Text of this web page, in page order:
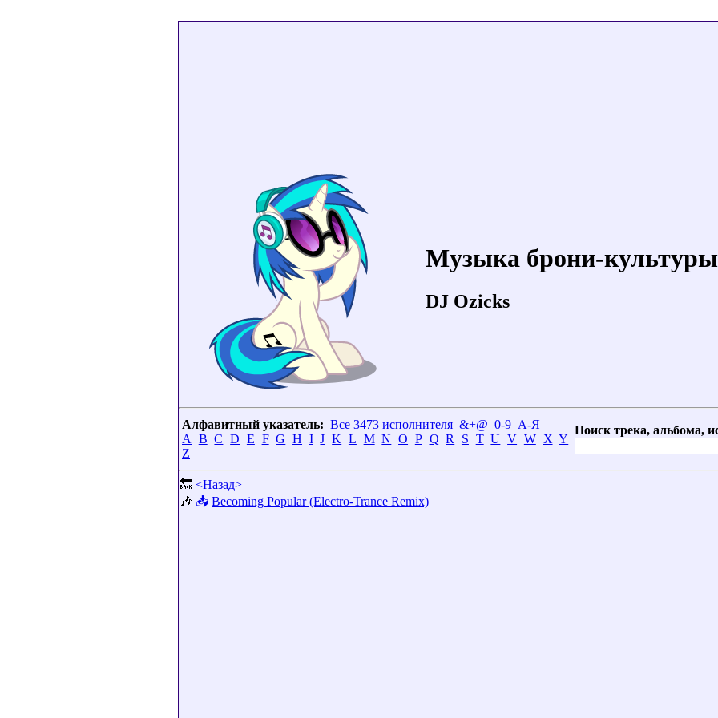
Музыка брони-культуры
DJ Ozicks
Алфавитный указатель: Все 3473 исполнителя &+@ 0-9 А-Я
A
B C D E F G H I J K L M N O P Q R S T U V W X Y
Z
Поиск трека, альбома,
🔙 <Назад>
🎶 📥 Becoming Popular (Electro-Trance Remix)